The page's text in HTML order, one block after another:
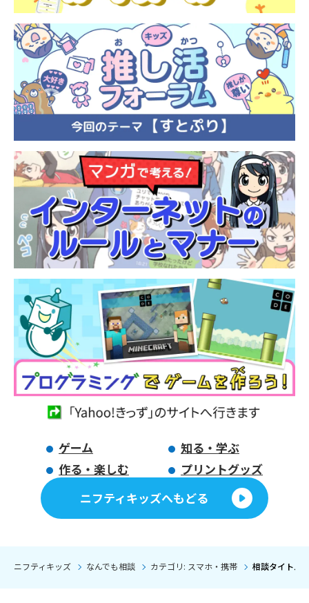
ゲーム
知る・学ぶ
作る・楽しむ
プリントグッズ
ニフティキッズへもどる
ニフティキッズ なんでも相談 カテゴリ: スマホ・携帯 相談タイトル: